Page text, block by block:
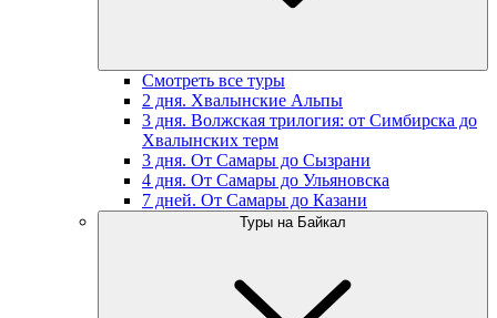
Смотреть все туры
2 дня. Хвалынские Альпы
3 дня. Волжская трилогия: от Симбирска до
Хвалынских терм
3 дня. От Самары до Сызрани
4 дня. От Самары до Ульяновска
7 дней. От Самары до Казани
Туры на Байкал